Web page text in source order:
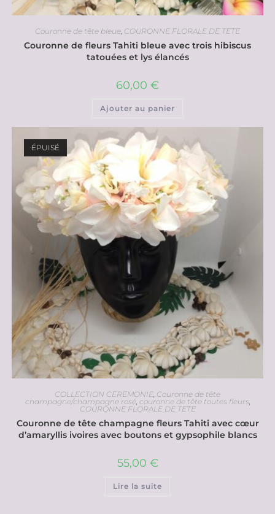
Couronne de tête bleue, COURONNE FLORALE DE TETE
Couronne de fleurs Tahiti bleue avec trois hibiscus
tatouées et lys élancés
60,00 €
Ajouter au panier
ÉPUISÉ
COLLECTION CEREMONIE, Couronne de tête
champagne/champagne rosé, couronne de tête toutes fleurs,
COURONNE FLORALE DE TETE
Couronne de tête champagne fleurs Tahiti avec cœur
d’amaryllis ivoires avec boutons et gypsophile blancs
55,00 €
Lire la suite